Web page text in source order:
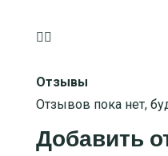
Отзывы
Отзывов пока нет,
Добавить